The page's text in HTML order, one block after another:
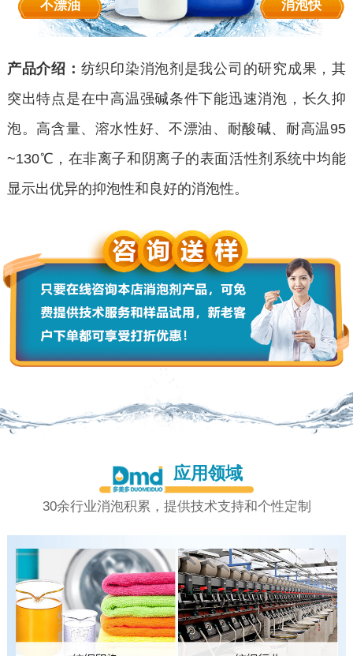
不漂油 消泡快
产品介绍： 纺织印染消泡剂是我公司的研究成果，其
突出特点是在中高温强碱条件下能迅速消泡，长久抑
泡。高含量、溶水性好、不漂油、耐酸碱、耐高温95
~130℃，在非离子和阴离子的表面活性剂系统中均能
显示出优异的抑泡性和良好的消泡性。
应用领域
30余行业消泡积累，提供技术支持和个性定制